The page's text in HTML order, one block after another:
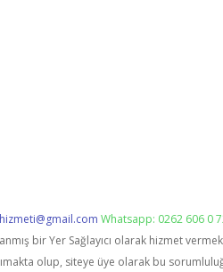
Whatsapp: 0262 606 0
bir Yer Sağlayıcı olarak hizmet
olup, siteye üye olarak bu